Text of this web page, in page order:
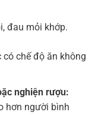
đau mỏi khớp.
có chế độ ăn không
nghiện rượu:
hơn người bình